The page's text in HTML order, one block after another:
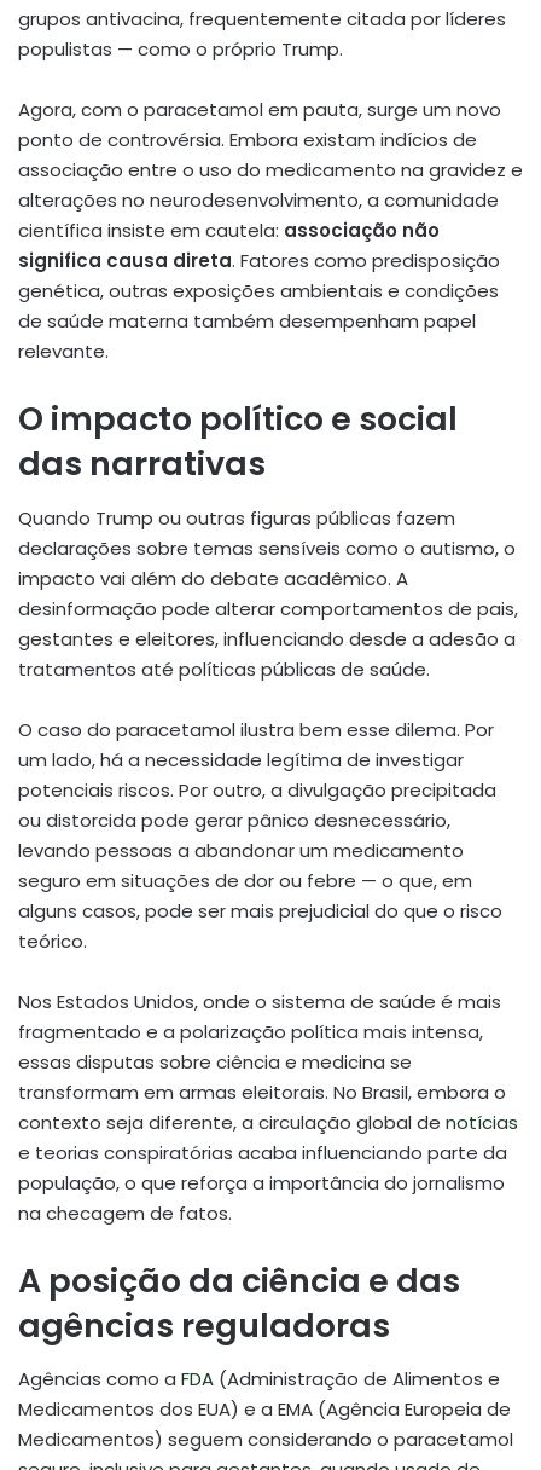
grupos antivacina, frequentemente citada por líderes
populistas — como o próprio Trump.
Agora, com o paracetamol em pauta, surge um novo
ponto de controvérsia. Embora existam indícios de
associação entre o uso do medicamento na gravidez e
alterações no neurodesenvolvimento, a comunidade
científica insiste em cautela: associação não
significa causa direta. Fatores como predisposição
genética, outras exposições ambientais e condições
de saúde materna também desempenham papel
relevante.
O impacto político e social
das narrativas
Quando Trump ou outras figuras públicas fazem
declarações sobre temas sensíveis como o autismo, o
impacto vai além do debate acadêmico. A
desinformação pode alterar comportamentos de pais,
gestantes e eleitores, influenciando desde a adesão a
tratamentos até políticas públicas de saúde.
O caso do paracetamol ilustra bem esse dilema. Por
um lado, há a necessidade legítima de investigar
potenciais riscos. Por outro, a divulgação precipitada
ou distorcida pode gerar pânico desnecessário,
levando pessoas a abandonar um medicamento
seguro em situações de dor ou febre — o que, em
alguns casos, pode ser mais prejudicial do que o risco
teórico.
Nos Estados Unidos, onde o sistema de saúde é mais
fragmentado e a polarização política mais intensa,
essas disputas sobre ciência e medicina se
transformam em armas eleitorais. No Brasil, embora o
contexto seja diferente, a circulação global de notícias
e teorias conspiratórias acaba influenciando parte da
população, o que reforça a importância do jornalismo
na checagem de fatos.
A posição da ciência e das
agências reguladoras
Agências como a FDA (Administração de Alimentos e
Medicamentos dos EUA) e a EMA (Agência Europeia de
Medicamentos) seguem considerando o paracetamol